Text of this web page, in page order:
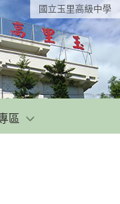
國立玉里高級中學
區